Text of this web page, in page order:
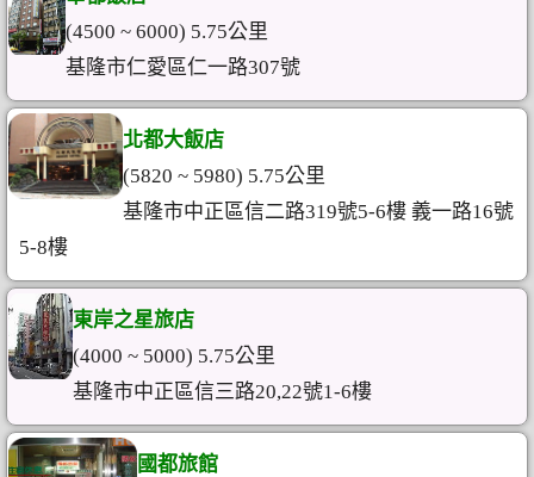
(4500 ~ 6000) 5.75公里
基隆市仁愛區仁一路307號
北都大飯店
(5820 ~ 5980) 5.75公里
基隆市中正區信二路319號5-6樓 義一路16號
5-8樓
東岸之星旅店
(4000 ~ 5000) 5.75公里
基隆市中正區信三路20,22號1-6樓
國都旅館